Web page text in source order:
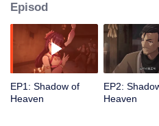
Dewa Lima Elemen. Dalam misinya, Lu
persahabatan, sambil membongkar
mempunyai agenda tersembunyi. Lu
kata hatinya dan melakukan yang benar.
Episod
EP1: Shadow of
Heaven
EP2:
Heaven